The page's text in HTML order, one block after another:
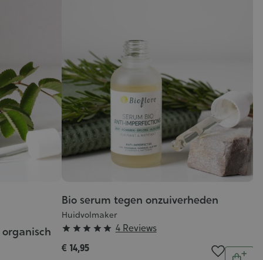
Bio serum tegen onzuiverheden
Huidvolmaker
Grade
     4 Reviews
€ 14,95
Aantal